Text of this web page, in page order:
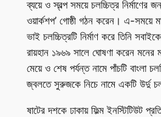
ব্যয়ে ও স্বল্প সময়ে চলচ্চিত্র নির্মাণের
ওয়ার্কশপ’ গোষ্ঠী গঠন করেন। এ-সময়ে
ভাই চলচ্চিত্রটি নির্মাণ করে তিনি
রায়হান ১৯৬৯ সালে ঘোষণা করেন
মেয়ে ও শেষ পর্যন্ত নামে পাঁচটি বাংলা
জ্বলতে সুরুজকে নিচে নামে একটি উর্দু
ষাটের দশকে ঢাকায় ফিল্ম ইনস্টিটিউট